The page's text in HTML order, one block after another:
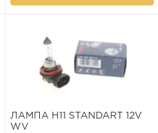
ЛАМПА H11 STANDART 12V
WV